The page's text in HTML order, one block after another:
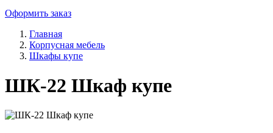
Оформить заказ
Главная
Корпусная мебель
Шкафы купе
ШК-22 Шкаф купе